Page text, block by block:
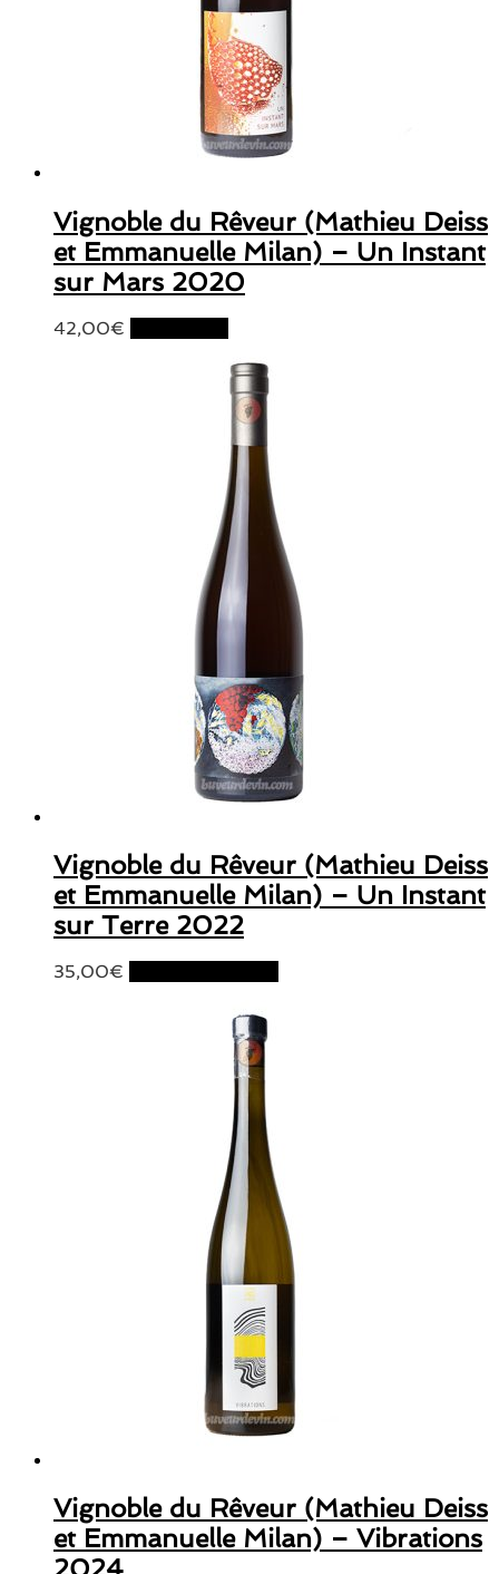
Vignoble du Rêveur (Mathieu Deiss
et Emmanuelle Milan) – Un Instant
sur Mars 2020
42,00€
Vignoble du Rêveur (Mathieu Deiss
et Emmanuelle Milan) – Un Instant
sur Terre 2022
35,00€
Vignoble du Rêveur (Mathieu Deiss
et Emmanuelle Milan) – Vibrations